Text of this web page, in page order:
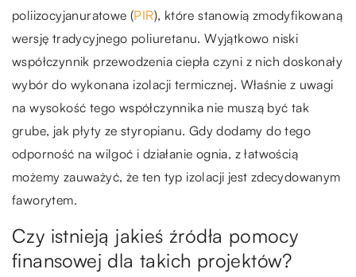
poliizocyjanuratowe (PIR), które stanowią zmodyfikowaną
wersję tradycyjnego poliuretanu. Wyjątkowo niski
współczynnik przewodzenia ciepła czyni z nich doskonały
wybór do wykonana izolacji termicznej. Właśnie z uwagi
na wysokość tego współczynnika nie muszą być tak
grube, jak płyty ze styropianu. Gdy dodamy do tego
odporność na wilgoć i działanie ognia, z łatwością
możemy zauważyć, że ten typ izolacji jest zdecydowanym
faworytem.
Czy istnieją jakieś źródła pomocy
finansowej dla takich projektów?